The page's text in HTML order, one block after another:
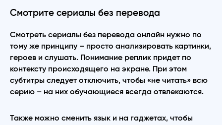
Смотрите сериалы без перевода
Смотреть сериалы без перевода онлайн нужно по
тому же принципу – просто анализировать картинки,
героев и слушать. Понимание реплик придет по
контексту происходящего на экране. При этом
субтитры следует отключить, чтобы «не читать» всю
серию – на них обучающиеся всегда отвлекаются.
Также можно сменить язык и на гаджетах, чтобы